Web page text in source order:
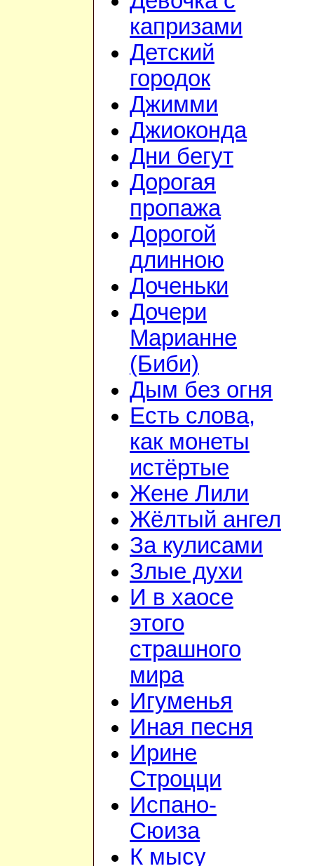
капризами
Детский
городок
Джимми
Джиоконда
Дни бегут
Дорогая
пропажа
Дорогой
длинною
Доченьки
Дочери
Марианне
(Биби)
Дым без огня
Есть слова,
как монеты
истёртые
Жене Лили
Жёлтый ангел
За кулисами
Злые духи
И в хаосе
этого
страшного
мира
Игуменья
Иная песня
Ирине
Строцци
Испано-
Сюиза
К мысу